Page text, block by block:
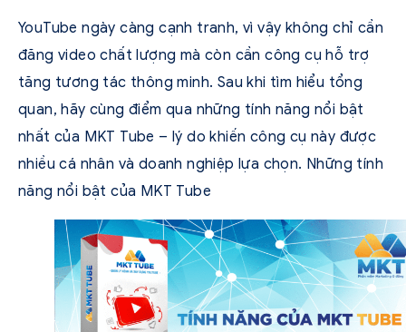
YouTube ngày càng cạnh tranh, vì vậy không chỉ cần
đăng video chất lượng mà còn cần công cụ hỗ trợ
tăng tương tác thông minh. Sau khi tìm hiểu tổng
quan, hãy cùng điểm qua những tính năng nổi bật
nhất của MKT Tube – lý do khiến công cụ này được
nhiều cá nhân và doanh nghiệp lựa chọn. Những tính
năng nổi bật của MKT Tube